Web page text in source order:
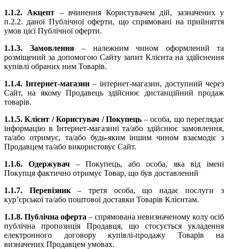
1.1.2. Акцепт – вчинення Користувачем дій, зазначених у
п.2.2. даної Публічної оферти, що спрямовані на прийняття
умов цієї Публічної оферти.
1.1.3. Замовлення– належним чином оформлений та
розміщений за допомогою Сайту запит Клієнта на здійснення
купівлі обраних ним Товарів.
1.1.4. Інтернет-магазин – інтернет-магазин, доступний через
Сайт, на якому Продавець здійснює дистанційний продаж
товарів.
1.1.5. Клієнт / Користувач / Покупець – особа, що переглядає
інформацію в Інтернет-магазині та/або здійснює замовлення,
та/або отримує, та/або будь-яким іншим чином взаємодіє з
Продавцем та/або використовує Сайт.
1.1.6. Одержувач– Покупець, або особа, яка від імені
Покупця фактично отримує Товар, що був доставлений
1.1.7. Перевізник– третя особа, що надає послуги з
кур’єрської та/або поштової доставки Товарів Клієнтам.
1.1.8. Публічна оферта – спрямована невизначеному колу осіб
публічна пропозиція Продавця, що стосується укладення
електронного договору купівлі-продажу Товарів на
визначених Продавцем умовах.